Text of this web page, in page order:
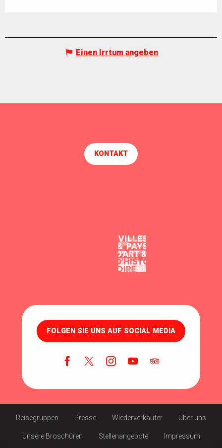
Einen Irrtum angeben
KONTAKT
FOLGEN SIE UNS AUF SOCIAL MEDIA
Reisegruppen Presse Wiederverkäufer Über uns
Unsere Broschüren Stellenangebote Impressum